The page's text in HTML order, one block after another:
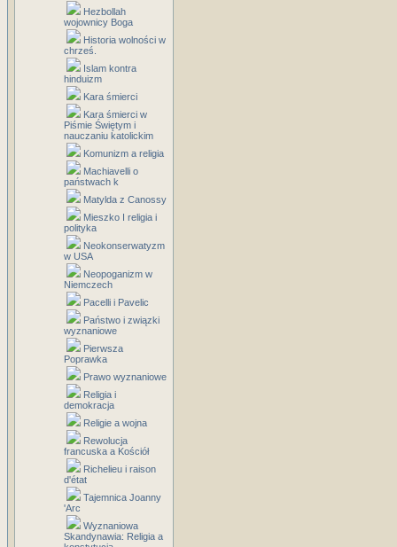
Hezbollah
wojownicy Boga
Historia wolności w
chrześ.
Islam kontra
hinduizm
Kara śmierci
Kara śmierci w
Piśmie Świętym i
nauczaniu katolickim
Komunizm a religia
Machiavelli o
państwach k
Matylda z Canossy
Mieszko I religia i
polityka
Neokonserwatyzm
w USA
Neopoganizm w
Niemczech
Pacelli i Pavelic
Państwo i związki
wyznaniowe
Pierwsza
Poprawka
Prawo wyznaniowe
Religia i
demokracja
Religie a wojna
Rewolucja
francuska a Kościół
Richelieu i raison
d'état
Tajemnica Joanny
'Arc
Wyznaniowa
Skandynawia: Religia a